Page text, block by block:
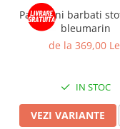
Pantaloni barbati
bleumarin
de la 369,00
IN STOC
VEZI VARIANTE